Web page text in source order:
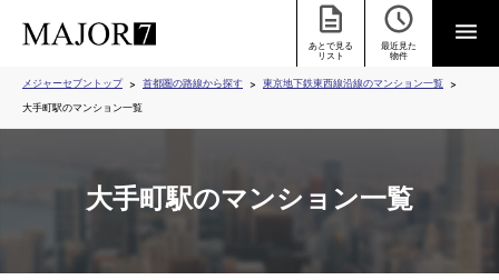
あとで見る
リスト
最近見た
物件
メジャーセブントップ 首都圏の路線から探す
東京地下鉄東西線沿線のマンション一覧
大手町駅のマンション一覧
大手町駅のマンション一覧